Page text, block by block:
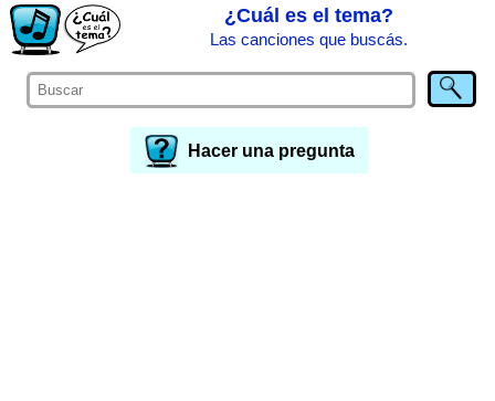
¿Cuál es el tema?
Las canciones que buscás.
Hacer una pregunta